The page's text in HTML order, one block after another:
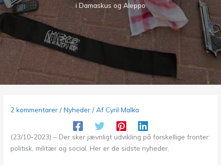
i Damaskus og Aleppo
2 kommentarer /Nyheder / AfCyril Malka
(23/10-2023) – Der sker jævnligt udvikling på forskellige fronter:
politisk, militær og social. Her er de sidste nyheder.